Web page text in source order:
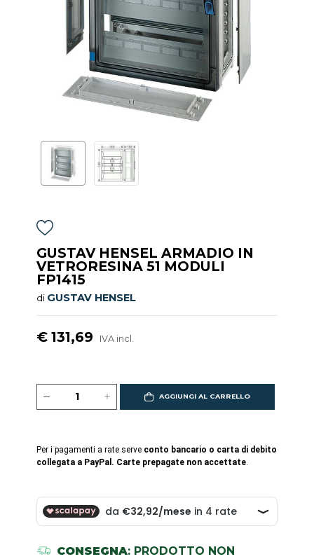
GUSTAV HENSEL ARMADIO IN
VETRORESINA 51 MODULI
FP1415
di GUSTAV HENSEL
€ 131,69 IVA incl.
AGGIUNGI AL CARRELLO
Per i pagamenti a rate serve conto bancario o carta di debito
collegata a PayPal. Carte prepagate non accettate.
CONSEGNA: PRODOTTO NON